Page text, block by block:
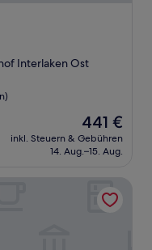
Interlaken Ost
Der
Preis
beträgt
441 €
inkl. Steuern & Gebühren
14. Aug.–15. Aug.